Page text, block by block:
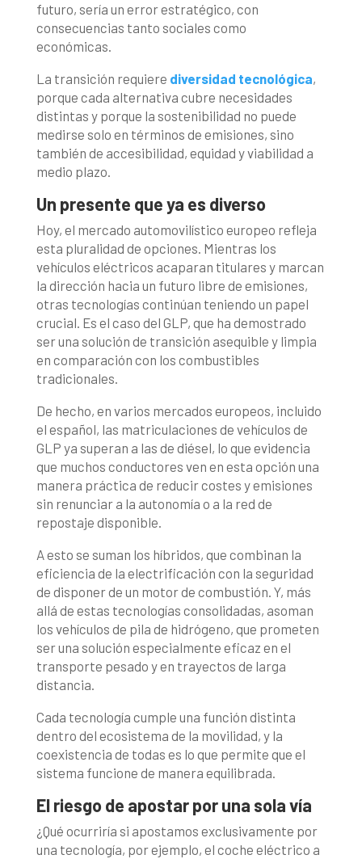
futuro, sería un error estratégico, con
consecuencias tanto sociales como
económicas.
La transición requiere diversidad tecnológica,
porque cada alternativa cubre necesidades
distintas y porque la sostenibilidad no puede
medirse solo en términos de emisiones, sino
también de accesibilidad, equidad y viabilidad a
medio plazo.
Un presente que ya es diverso
Hoy, el mercado automovilístico europeo refleja
esta pluralidad de opciones. Mientras los
vehículos eléctricos acaparan titulares y marcan
la dirección hacia un futuro libre de emisiones,
otras tecnologías continúan teniendo un papel
crucial. Es el caso del GLP, que ha demostrado
ser una solución de transición asequible y limpia
en comparación con los combustibles
tradicionales.
De hecho, en varios mercados europeos, incluido
el español, las matriculaciones de vehículos de
GLP ya superan a las de diésel, lo que evidencia
que muchos conductores ven en esta opción una
manera práctica de reducir costes y emisiones
sin renunciar a la autonomía o a la red de
repostaje disponible.
A esto se suman los híbridos, que combinan la
eficiencia de la electrificación con la seguridad
de disponer de un motor de combustión. Y, más
allá de estas tecnologías consolidadas, asoman
los vehículos de pila de hidrógeno, que prometen
ser una solución especialmente eficaz en el
transporte pesado y en trayectos de larga
distancia.
Cada tecnología cumple una función distinta
dentro del ecosistema de la movilidad, y la
coexistencia de todas es lo que permite que el
sistema funcione de manera equilibrada.
El riesgo de apostar por una sola vía
¿Qué ocurriría si apostamos exclusivamente por
una tecnología, por ejemplo, el coche eléctrico a